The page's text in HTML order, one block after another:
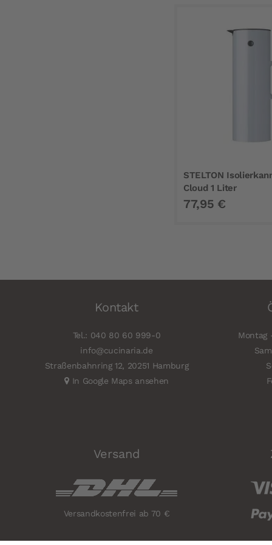
STELTON
Cloud 1 Liter
77,95 €
Kontakt
Tel.: 040 80 60 999-0
info@cucinaria.de
Straßenbahnring 12, 20251 Hamburg
In Google Maps ansehen
Montag
Versand
Versandkostenfrei ab 70 €